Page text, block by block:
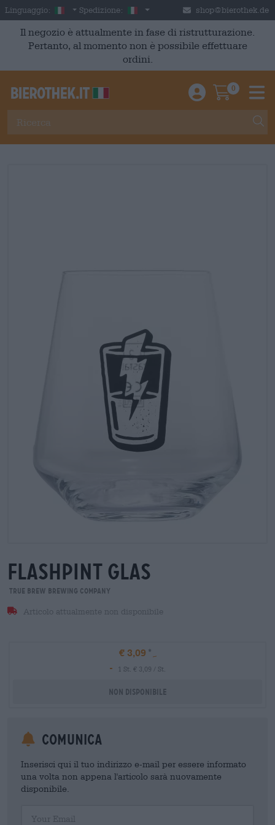
Skip to main content
Linguaggio: Italian
Spedizione: Italia shop@bierothek.de
Il negozio è attualmente in fase di ristrutturazione.
Pertanto, al momento non è possibile effettuare
ordini.
Einloggen /
0
flashpint glas
True Brew Brewing Company
Articolo attualmente non disponibile
€ 3,09
-
1 St. € 3,09 / St.
Non disponibile
Comunica
Inserisci qui il tuo indirizzo e-mail per essere informato
una volta non appena l'articolo sarà nuovamente
disponibile.